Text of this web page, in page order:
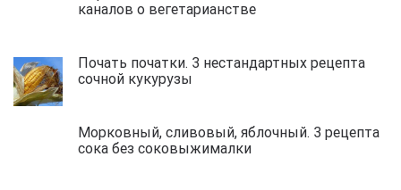
каналов о вегетарианстве
Почать початки. 3 нестандартных рецепта
сочной кукурузы
Морковный, сливовый, яблочный. 3 рецепта
сока без соковыжималки